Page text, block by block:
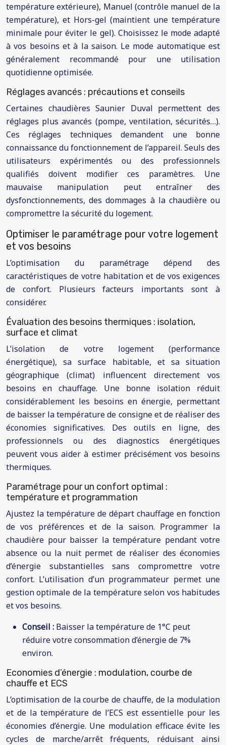
température extérieure), Manuel (contrôle manuel de la
température), et Hors-gel (maintient une température
minimale pour éviter le gel). Choisissez le mode adapté
à vos besoins et à la saison. Le mode automatique est
généralement recommandé pour une utilisation
quotidienne optimisée.
Réglages avancés : précautions et conseils
Certaines chaudières Saunier Duval permettent des
réglages plus avancés (pompe, ventilation, sécurités…).
Ces réglages techniques demandent une bonne
connaissance du fonctionnement de l’appareil. Seuls des
utilisateurs expérimentés ou des professionnels
qualifiés doivent modifier ces paramètres. Une
mauvaise manipulation peut entraîner des
dysfonctionnements, des dommages à la chaudière ou
compromettre la sécurité du logement.
Optimiser le paramétrage pour votre logement
et vos besoins
L’optimisation du paramétrage dépend des
caractéristiques de votre habitation et de vos exigences
de confort. Plusieurs facteurs importants sont à
considérer.
Évaluation des besoins thermiques : isolation,
surface et climat
L’isolation de votre logement (performance
énergétique), sa surface habitable, et sa situation
géographique (climat) influencent directement vos
besoins en chauffage. Une bonne isolation réduit
considérablement les besoins en énergie, permettant
de baisser la température de consigne et de réaliser des
économies significatives. Des outils en ligne, des
professionnels ou des diagnostics énergétiques
peuvent vous aider à estimer précisément vos besoins
thermiques.
Paramétrage pour un confort optimal :
température et programmation
Ajustez la température de départ chauffage en fonction
de vos préférences et de la saison. Programmer la
chaudière pour baisser la température pendant votre
absence ou la nuit permet de réaliser des économies
d’énergie substantielles sans compromettre votre
confort. L’utilisation d’un programmateur permet une
gestion optimale de la température selon vos habitudes
et vos besoins.
Conseil : Baisser la température de 1°C peut
réduire votre consommation d’énergie de 7%
environ.
Economies d’énergie : modulation, courbe de
chauffe et ECS
L’optimisation de la courbe de chauffe, de la modulation
et de la température de l’ECS est essentielle pour les
économies d’énergie. Une modulation efficace évite les
cycles de marche/arrêt fréquents, réduisant ainsi